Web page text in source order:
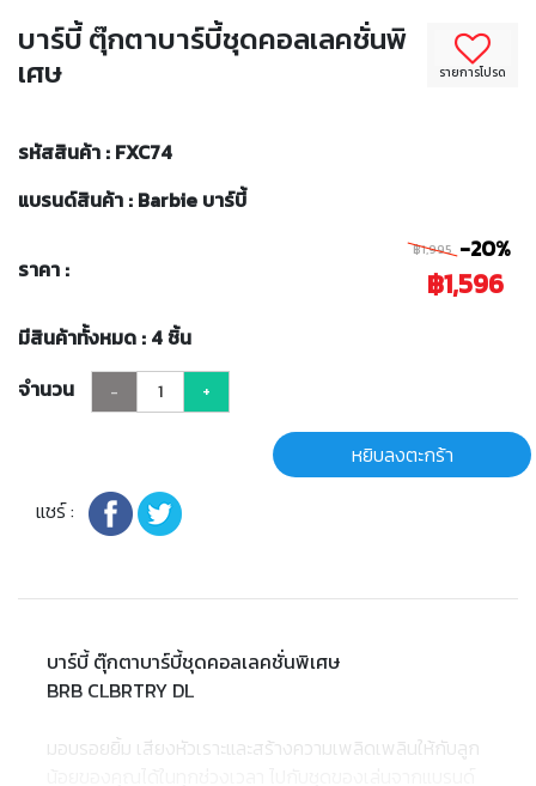
รายการโปรด
บาร์บี้ ตุ๊กตาบาร์บี้ชุดคอลเลคชั่นพิ
เศษ
รหัสสินค้า : FXC74
แบรนด์สินค้า : Barbie บาร์บี้
ราคา :
฿1,995 -20%
฿1,596
มีสินค้าทั้งหมด : 4 ชิ้น
จำนวน
- +
หยิบลงตะกร้า
แชร์ :
บาร์บี้ ตุ๊กตาบาร์บี้ชุดคอลเลคชั่นพิเศษ
BRB CLBRTRY DL
มอบรอยยิ้ม เสียงหัวเราะและสร้างความเพลิดเพลินให้กับลูก